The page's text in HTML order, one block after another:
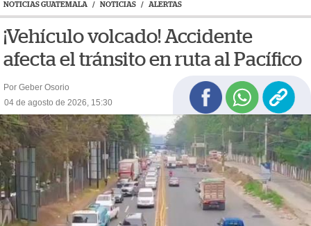
NOTICIAS GUATEMALA / NOTICIAS / ALERTAS
¡Vehículo volcado! Accidente
afecta el tránsito en ruta al Pacífico
Por Geber Osorio
04 de agosto de 2026, 15:30